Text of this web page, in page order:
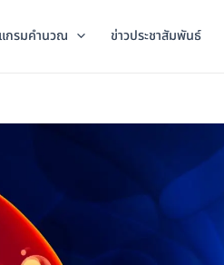
กรมคำนวณ ข่าวประชาสัมพันธ์